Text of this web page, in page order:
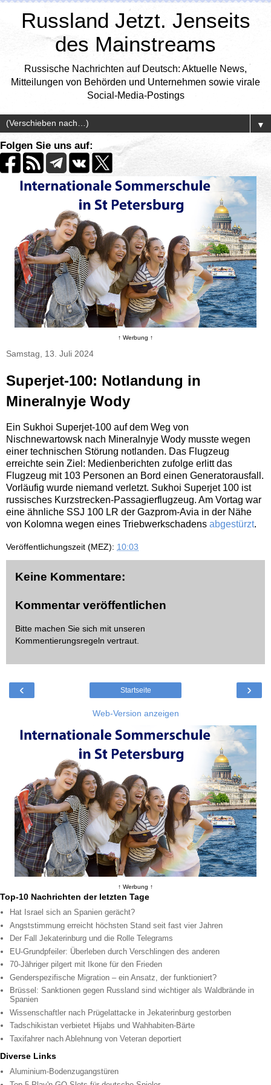
Russland Jetzt. Jenseits
des Mainstreams
Russische Nachrichten auf Deutsch: Aktuelle News,
Mitteilungen von Behörden und Unternehmen sowie virale
Social-Media-Postings
▼
Folgen Sie uns auf:
↑ Werbung ↑
Samstag, 13. Juli 2024
Superjet-100: Notlandung in
Mineralnyje Wody
Ein Sukhoi Superjet-100 auf dem Weg von
Nischnewartowsk nach Mineralnyje Wody musste wegen
einer technischen Störung notlanden. Das Flugzeug
erreichte sein Ziel: Medienberichten zufolge erlitt das
Flugzeug mit 103 Personen an Bord einen Generatorausfall.
Vorläufig wurde niemand verletzt. Sukhoi Superjet 100 ist
russisches Kurzstrecken-Passagierflugzeug. Am Vortag war
eine ähnliche SSJ 100 LR der Gazprom-Avia in der Nähe
von Kolomna wegen eines Triebwerkschadens abgestürzt.
Veröffentlichungszeit (MEZ): 10:03
Keine Kommentare:
Kommentar veröffentlichen
Bitte machen Sie sich mit unseren
Kommentierungsregeln vertraut.
‹ ›
Startseite
Web-Version anzeigen
↑ Werbung ↑
Top-10 Nachrichten der letzten Tage
Hat Israel sich an Spanien gerächt?
Angststimmung erreicht höchsten Stand seit fast vier Jahren
Der Fall Jekaterinburg und die Rolle Telegrams
EU-Grundpfeiler: Überleben durch Verschlingen des anderen
70-Jähriger pilgert mit Ikone für den Frieden
Genderspezifische Migration – ein Ansatz, der funktioniert?
Brüssel: Sanktionen gegen Russland sind wichtiger als Waldbrände in
Spanien
Wissenschaftler nach Prügelattacke in Jekaterinburg gestorben
Tadschikistan verbietet Hijabs und Wahhabiten-Bärte
Taxifahrer nach Ablehnung von Veteran deportiert
Diverse Links
Aluminium-Bodenzugangstüren